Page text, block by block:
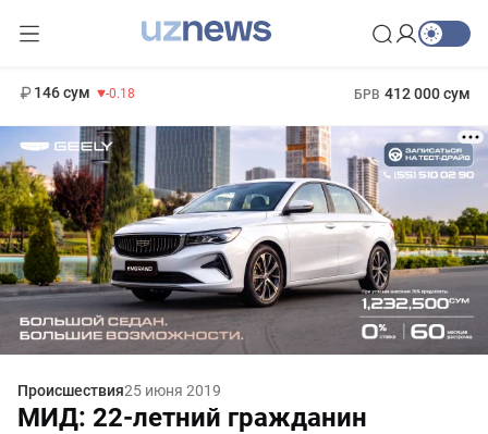
146 сум -0.18 БРВ 412 000 сум
Происшествия25 июня 2019
МИД: 22-летний гражданин